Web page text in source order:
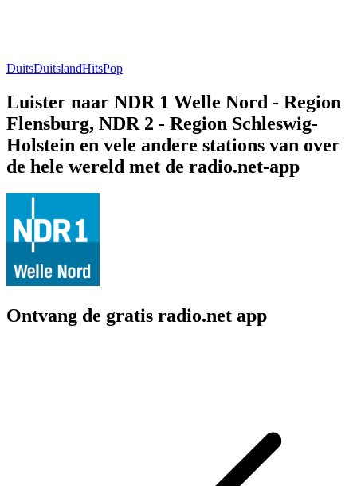
DuitsDuitslandHitsPop
Luister naar NDR 1 Welle Nord - Region
Flensburg, NDR 2 - Region Schleswig-
Holstein en vele andere stations van over
de hele wereld met de radio.net-app
Ontvang de gratis radio.net app